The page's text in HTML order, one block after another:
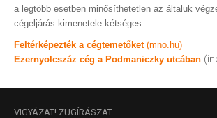
a legtöbb esetben minősíthetetlen az általuk
cégeljárás kimenetele kétséges.
Feltérképezték a cégtemetőket (mno.hu)
Ezernyolcszáz cég a Podmaniczky utcában
VIGYÁZAT! ZUGÍRÁSZAT